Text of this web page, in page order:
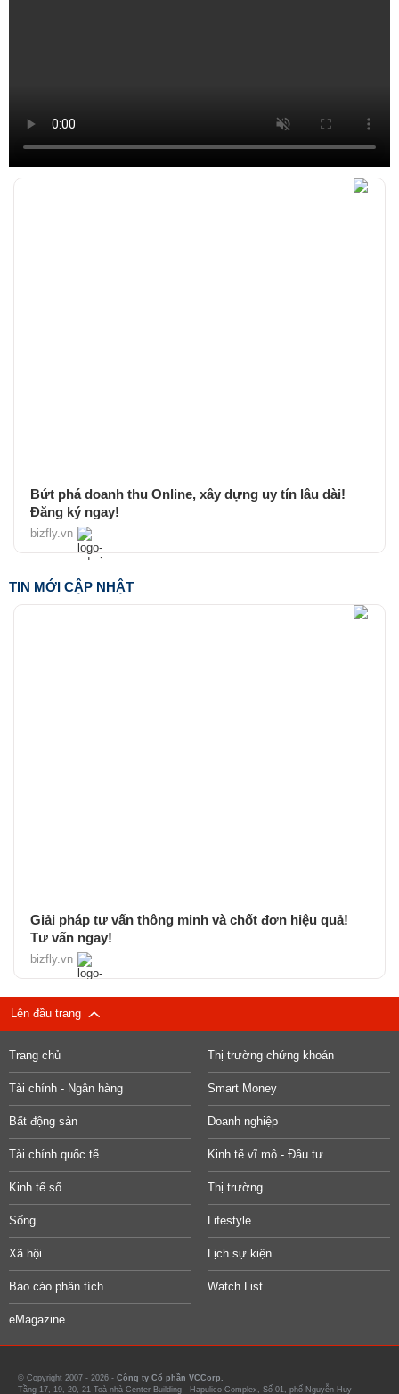
Bứt phá doanh thu Online, xây dựng uy tín lâu dài!
Đăng ký ngay!
bizfly.vn
TIN MỚI CẬP NHẬT
Giải pháp tư vấn thông minh và chốt đơn hiệu quả!
Tư vấn ngay!
bizfly.vn
Lên đầu trang
Trang chủ Thị trường chứng khoán
Tài chính - Ngân hàng Smart Money
Bất động sản Doanh nghiệp
Tài chính quốc tế Kinh tế vĩ mô - Đầu tư
Kinh tế số Thị trường
Sống Lifestyle
Xã hội Lịch sự kiện
Báo cáo phân tích Watch List
eMagazine
© Copyright 2007 - 2026 - Công ty Cổ phần VCCorp.
Tầng 17, 19, 20, 21 Toà nhà Center Building - Hapulico Complex, Số 01, phố Nguyễn Huy